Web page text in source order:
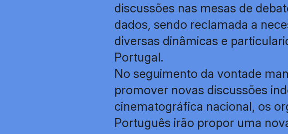
discussões nas mesas de
dados, sendo reclamada a
diversas dinâmicas e
Portugal.
No seguimento da vontade
promover novas discussões
cinematográfica nacional, os
Português irão propor uma